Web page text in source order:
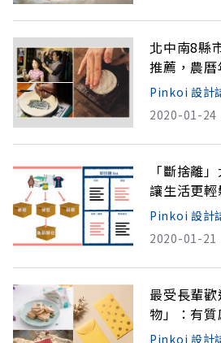
北中南8縣
推薦，農曆
Pinkoi 設計
2020-01-24
「斷捨離
讓生活更
Pinkoi 設計
2020-01-21
最受長輩
物」：有
好寓意！
Pinkoi 設計